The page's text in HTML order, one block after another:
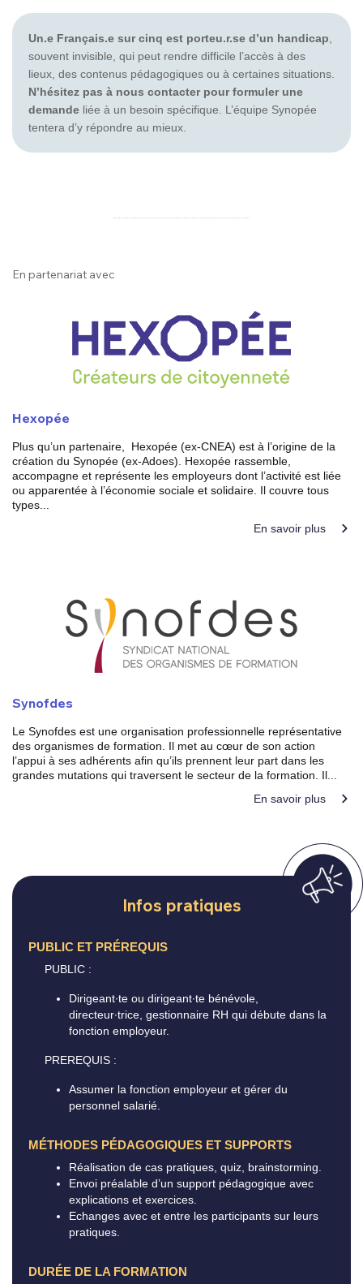
Un.e Français.e sur cinq est porteu.r.se d’un handicap
souvent invisible, qui peut rendre difficile l’accès à des
lieux, des contenus pédagogiques ou à certaines situations.
N’hésitez pas à nous contacter pour formuler une
demande liée à un besoin spécifique. L’équipe Synopée
tentera d’y répondre au mieux.
En partenariat avec
Hexopée
Plus qu’un partenaire, Hexopée (ex-CNEA) est à l’origine de la
création du Synopée (ex-Adoes). Hexopée rassemble,
accompagne et représente les employeurs dont l’activité est liée
ou apparentée à l’économie sociale et solidaire. Il couvre tous
types...
En savoir plus
Synofdes
Le Synofdes est une organisation professionnelle représentative
des organismes de formation. Il met au cœur de son action
l’appui à ses adhérents afin qu’ils prennent leur part dans les
grandes mutations qui traversent le secteur de la formation. Il...
En savoir plus
Infos pratiques
PUBLIC ET PRÉREQUIS
PUBLIC :
Dirigeant∙te ou dirigeant∙te bénévole,
directeur∙trice, gestionnaire RH qui débute dans la
fonction employeur.
PREREQUIS :
Assumer la fonction employeur et gérer du
personnel salarié.
MÉTHODES PÉDAGOGIQUES ET SUPPORTS
Réalisation de cas pratiques, quiz, brainstorming.
Envoi préalable d’un support pédagogique avec
explications et exercices.
Echanges avec et entre les participants sur leurs
pratiques.
DURÉE DE LA FORMATION